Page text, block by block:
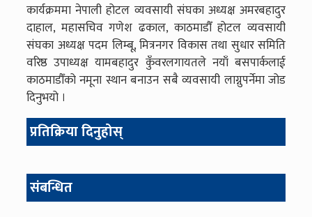
कार्यक्रममा नेपाली होटल व्यवसायी संघका अध्यक्ष अमरबहादुर
दाहाल, महासचिव गणेश ढकाल, काठमाडौँ होटल व्यवसायी
संघका अध्यक्ष पदम लिम्बू, मित्रनगर विकास तथा सुधार समिति
वरिष्ठ उपाध्यक्ष यामबहादुर कुँवरलगायतले नयाँ बसपार्कलाई
काठमाडौँको नमूना स्थान बनाउन सबै व्यवसायी लाग्नुपर्नेमा जोड
दिनुभयो ।
प्रतिक्रिया दिनुहोस्
संबन्धित